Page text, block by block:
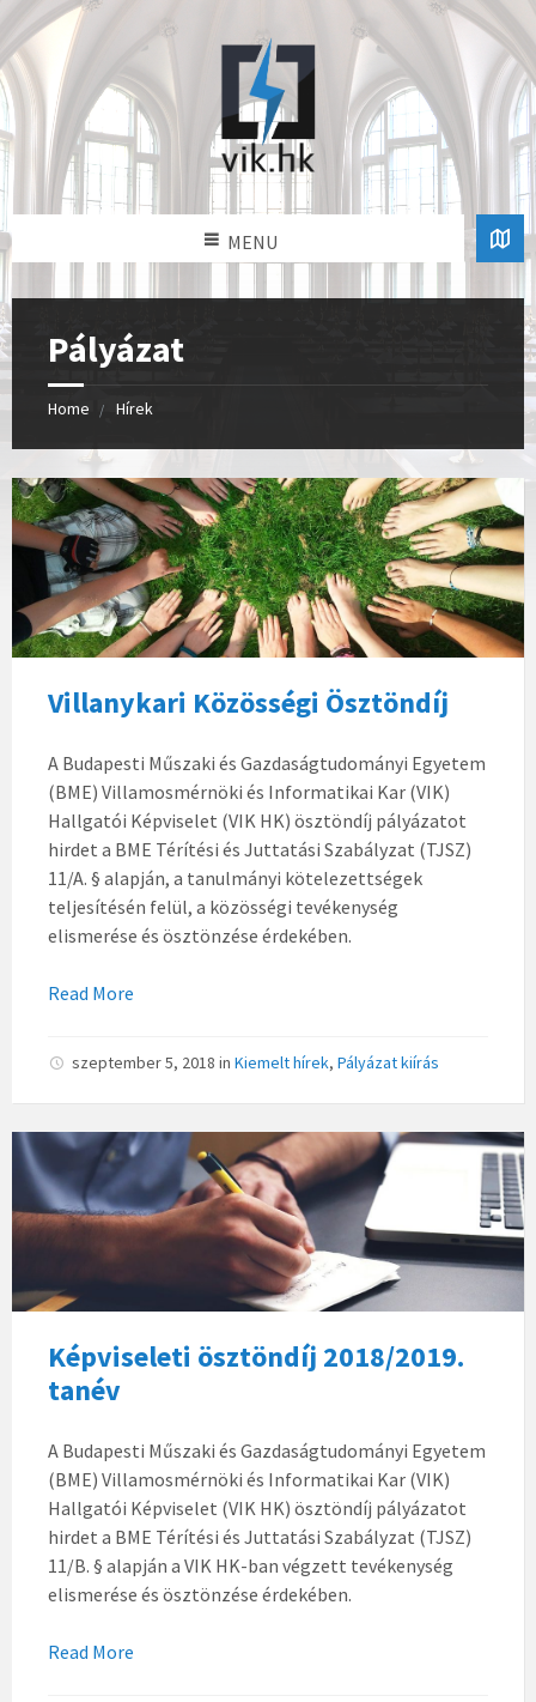
MENU
Pályázat
Home Hírek
Villanykari Közösségi Ösztöndíj
A Budapesti Műszaki és Gazdaságtudományi Egyetem
(BME) Villamosmérnöki és Informatikai Kar (VIK)
Hallgatói Képviselet (VIK HK) ösztöndíj pályázatot
hirdet a BME Térítési és Juttatási Szabályzat (TJSZ)
11/A. § alapján, a tanulmányi kötelezettségek
teljesítésén felül, a közösségi tevékenység
elismerése és ösztönzése érdekében.
Read More
szeptember 5, 2018 in Kiemelt hírek, Pályázat kiírás
Képviseleti ösztöndíj 2018/2019.
tanév
A Budapesti Műszaki és Gazdaságtudományi Egyetem
(BME) Villamosmérnöki és Informatikai Kar (VIK)
Hallgatói Képviselet (VIK HK) ösztöndíj pályázatot
hirdet a BME Térítési és Juttatási Szabályzat (TJSZ)
11/B. § alapján a VIK HK-ban végzett tevékenység
elismerése és ösztönzése érdekében.
Read More